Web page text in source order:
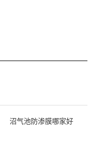
沼气池防渗膜哪家好